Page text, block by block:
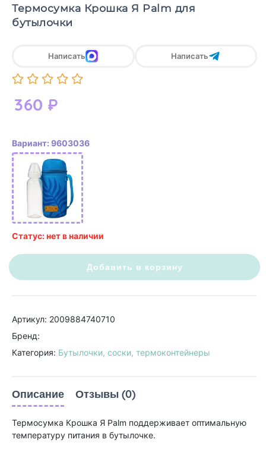
Термосумка Крошка Я Palm для
бутылочки
360 ₽
Написать Написать
Вариант: 9603036
Статус: нет в наличии
Добавить в корзину
Артикул: 2009884740710
Бренд:
Категория: Бутылочки, соски, термоконтейнеры
Описание Отзывы (0)
Термосумка Крошка Я Palm поддерживает оптимальную
температуру питания в бутылочке.